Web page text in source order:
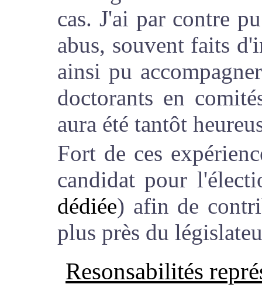
cas. J'ai par contre
abus, souvent faits
ainsi pu
doctorants en
aura été tantôt
Fort de ces
candidat pour
dédiée) afin de
plus près du
Resonsabilités